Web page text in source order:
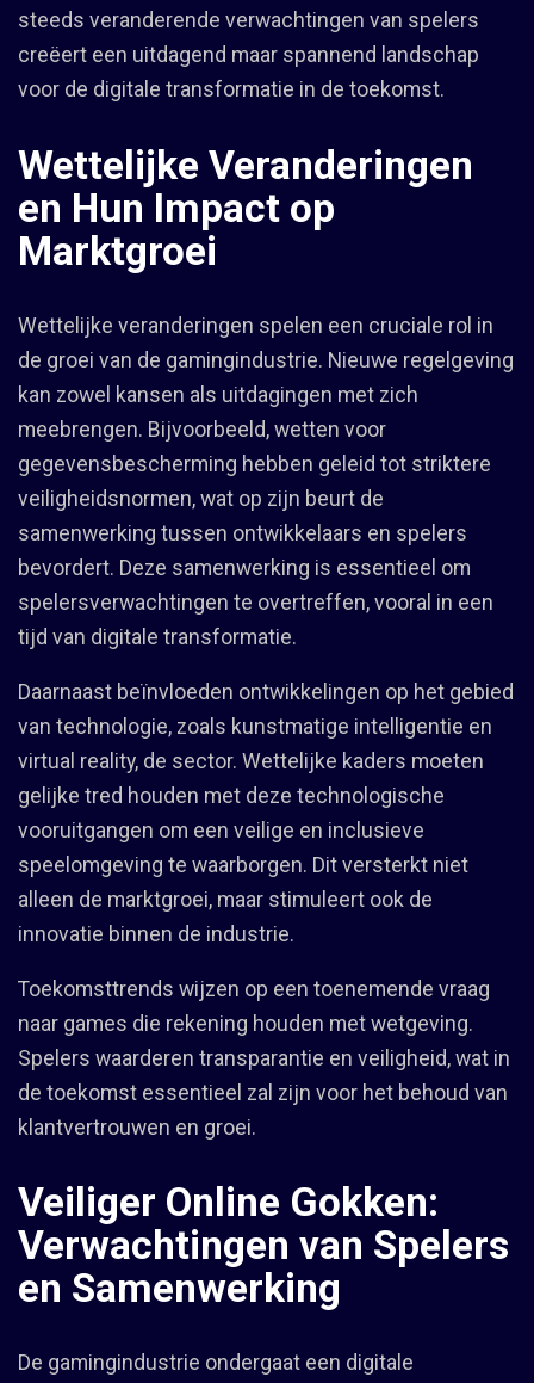
steeds veranderende verwachtingen van spelers
creëert een uitdagend maar spannend landschap
voor de digitale transformatie in de toekomst.
Wettelijke Veranderingen
en Hun Impact op
Marktgroei
Wettelijke veranderingen spelen een cruciale rol in
de groei van de gamingindustrie. Nieuwe regelgeving
kan zowel kansen als uitdagingen met zich
meebrengen. Bijvoorbeeld, wetten voor
gegevensbescherming hebben geleid tot striktere
veiligheidsnormen, wat op zijn beurt de
samenwerking tussen ontwikkelaars en spelers
bevordert. Deze samenwerking is essentieel om
spelersverwachtingen te overtreffen, vooral in een
tijd van digitale transformatie.
Daarnaast beïnvloeden ontwikkelingen op het gebied
van technologie, zoals kunstmatige intelligentie en
virtual reality, de sector. Wettelijke kaders moeten
gelijke tred houden met deze technologische
vooruitgangen om een veilige en inclusieve
speelomgeving te waarborgen. Dit versterkt niet
alleen de marktgroei, maar stimuleert ook de
innovatie binnen de industrie.
Toekomsttrends wijzen op een toenemende vraag
naar games die rekening houden met wetgeving.
Spelers waarderen transparantie en veiligheid, wat in
de toekomst essentieel zal zijn voor het behoud van
klantvertrouwen en groei.
Veiliger Online Gokken:
Verwachtingen van Spelers
en Samenwerking
De gamingindustrie ondergaat een digitale